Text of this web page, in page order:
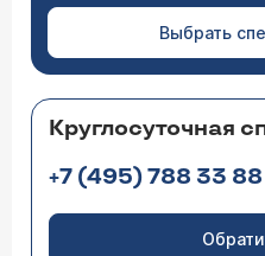
Выбрать
Круглосуточная
+7 (495) 788 33 88